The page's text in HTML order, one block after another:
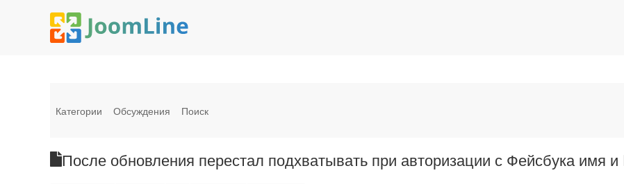
Категории Обсуждения Поиск
После обновления перестал подхватывать при авторизации с Фейсбука имя и